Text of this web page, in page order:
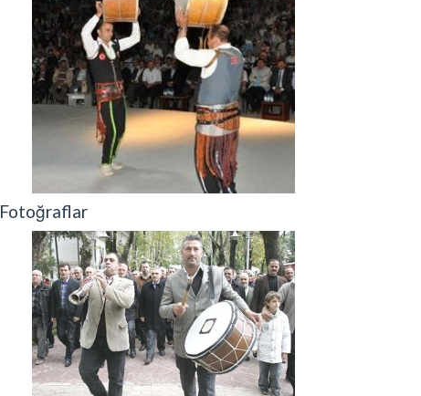
Fotoğraflar